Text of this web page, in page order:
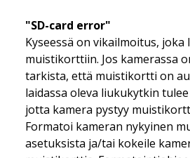
"SD-card error"
Kyseessä on vikailmoitus,
muistikorttiin. Jos kamerassa
tarkista, että muistikortti on
laidassa oleva liukukytkin
jotta kamera pystyy
Formatoi kameran nykyinen
asetuksista ja/tai kokeile